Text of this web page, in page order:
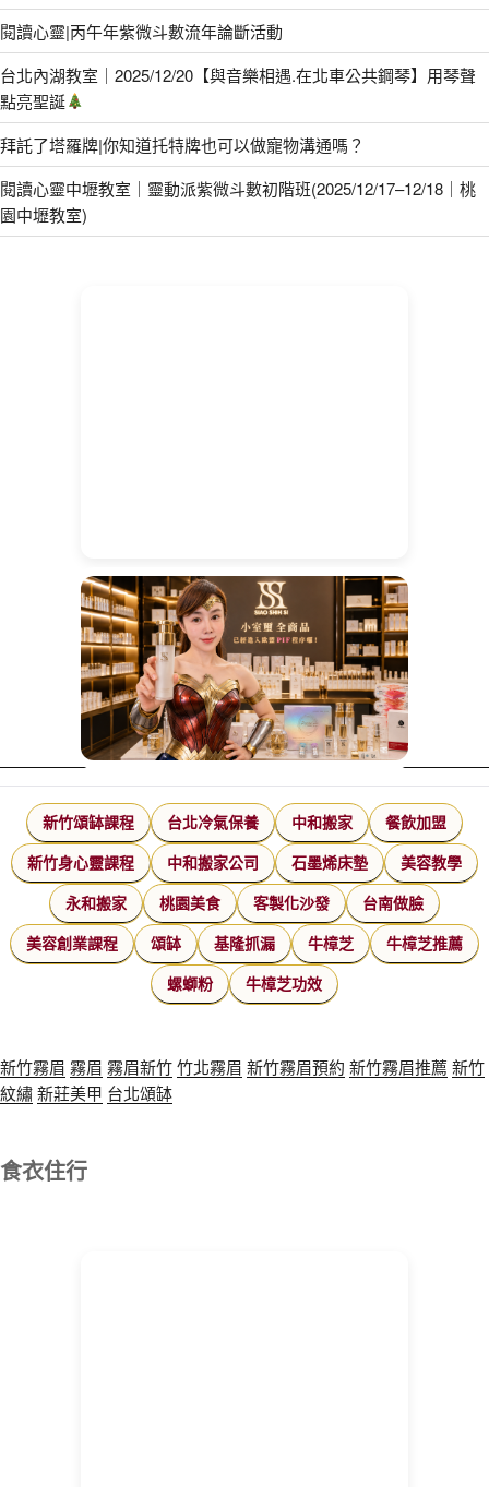
閱讀心靈|丙午年紫微斗數流年論斷活動
台北內湖教室｜2025/12/20【與音樂相遇.在北車公共鋼琴】用琴聲
點亮聖誕
拜託了塔羅牌|你知道托特牌也可以做寵物溝通嗎？
閱讀心靈中壢教室｜靈動派紫微斗數初階班(2025/12/17–12/18｜桃
園中壢教室)
新竹頌缽課程 台北冷氣保養 中和搬家 餐飲加盟
新竹身心靈課程 中和搬家公司 石墨烯床墊 美容教學
永和搬家 桃園美食 客製化沙發 台南做臉
美容創業課程 頌缽 基隆抓漏 牛樟芝 牛樟芝推薦
螺螄粉 牛樟芝功效
新竹霧眉 霧眉 霧眉新竹竹北霧眉 新竹霧眉預約 新竹霧眉推薦 新竹
紋繡新莊美甲 台北頌缽
食衣住行